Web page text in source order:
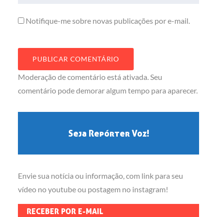
Notifique-me sobre novas publicações por e-mail.
Moderação de comentário está ativada. Seu
comentário pode demorar algum tempo para aparecer.
Seja Repórter Voz!
Envie sua notícia ou informação, com link para seu
vídeo no youtube ou postagem no instagram!
RECEBER POR E-MAIL